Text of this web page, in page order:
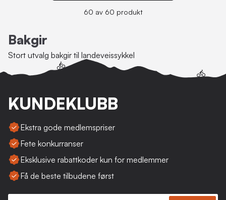
60 av 60 produkt
Bakgir
Stort utvalg bakgir til landeveissykkel
KUNDEKLUBB
Ekstra gode medlemspriser
Fete konkurranser
Eksklusive rabattkoder kun for medlemmer
Få de beste tilbudene først